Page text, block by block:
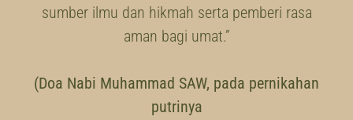
sumber ilmu dan hikmah serta pemberi rasa
aman bagi umat.”
(Doa Nabi Muhammad SAW, pada pernikahan
putrinya